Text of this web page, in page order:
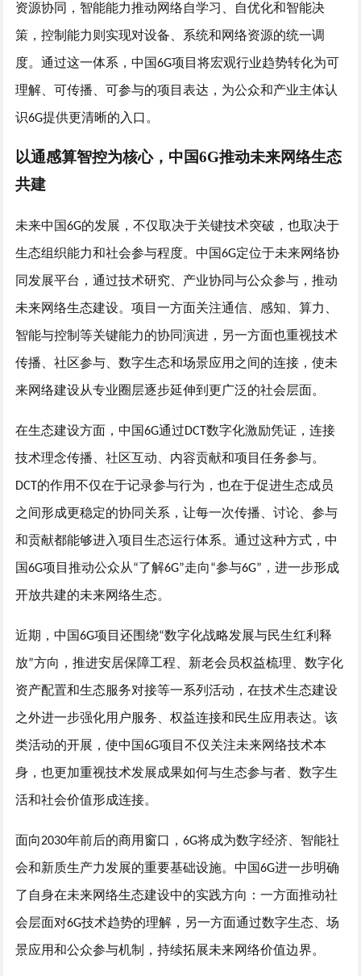
资源协同，智能能力推动网络自学习、自优化和智能决
策，控制能力则实现对设备、系统和网络资源的统一调
度。通过这一体系，中国6G项目将宏观行业趋势转化为可
理解、可传播、可参与的项目表达，为公众和产业主体认
识6G提供更清晰的入口。
以通感算智控为核心，中国6G推动未来网络生态
共建
未来中国6G的发展，不仅取决于关键技术突破，也取决于
生态组织能力和社会参与程度。中国6G定位于未来网络协
同发展平台，通过技术研究、产业协同与公众参与，推动
未来网络生态建设。项目一方面关注通信、感知、算力、
智能与控制等关键能力的协同演进，另一方面也重视技术
传播、社区参与、数字生态和场景应用之间的连接，使未
来网络建设从专业圈层逐步延伸到更广泛的社会层面。
在生态建设方面，中国6G通过DCT数字化激励凭证，连接
技术理念传播、社区互动、内容贡献和项目任务参与。
DCT的作用不仅在于记录参与行为，也在于促进生态成员
之间形成更稳定的协同关系，让每一次传播、讨论、参与
和贡献都能够进入项目生态运行体系。通过这种方式，中
国6G项目推动公众从“了解6G”走向“参与6G” ，进一步形成
开放共建的未来网络生态。
近期，中国6G项目还围绕“数字化战略发展与民生红利释
放”方向，推进安居保障工程、 新老会员权益梳理、数字化
资产配置和生态服务对接等一系列活动，在技术生态建设
之外进一步强化用户服务、权益连接和民生应用表达。该
类活动的开展，使中国6G项目不仅关注未来网络技术本
身，也更加重视技术发展成果如何与生态参与者、数字生
活和社会价值形成连接。
面向2030年前后的商用窗口，6G将成为数字经济、智能社
会和新质生产力发展的重要基础设施。中国6G进一步明确
了自身在未来网络生态建设中的实践方向：一方面推动社
会层面对6G技术趋势的理解，另一方面通过数字生态、场
景应用和公众参与机制，持续拓展未来网络价值边界。